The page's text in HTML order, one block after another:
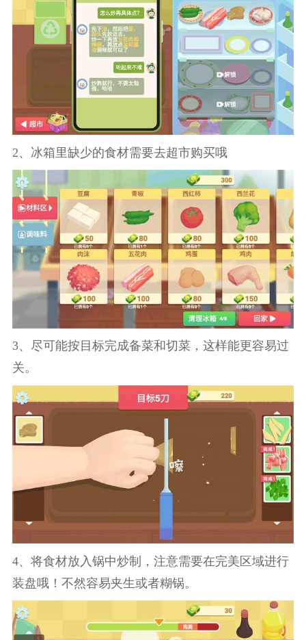
2、冰箱里缺少的食材需要去超市购买哦
3、尽可能按目标完成备菜和切菜，这样能更容易过
关。
4、将食材放入锅中炒制，注意需要在完美区域进行
装盘哦！不然容易夹生或者糊锅。